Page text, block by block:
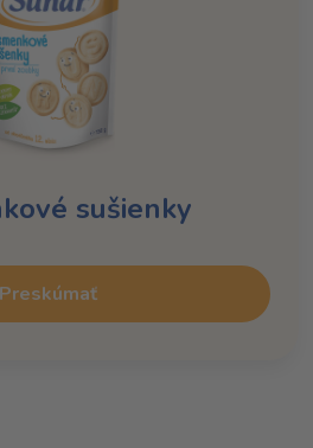
sušienky
Preskúmať